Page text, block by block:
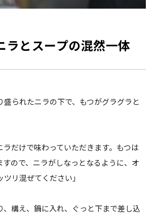
ラとスープの混然一体
られたニラの下で、もつがグラグラと
ラだけで味わっていただきます。もつは
すので、ニラがしなっとなるように、オ
リ混ぜてください」
、構え、鍋に入れ、ぐっと下まで差し込